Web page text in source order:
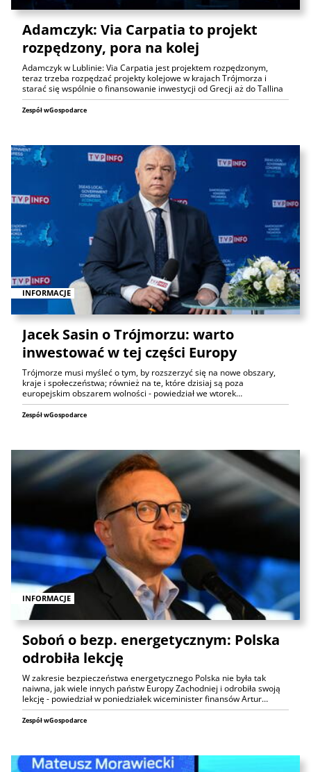
Adamczyk: Via Carpatia to projekt
rozpędzony, pora na kolej
Adamczyk w Lublinie: Via Carpatia jest projektem rozpędzonym,
teraz trzeba rozpędzać projekty kolejowe w krajach Trójmorza i
starać się wspólnie o finansowanie inwestycji od Grecji aż do Tallina
Zespół wGospodarce
INFORMACJE
Jacek Sasin o Trójmorzu: warto
inwestować w tej części Europy
Trójmorze musi myśleć o tym, by rozszerzyć się na nowe obszary,
kraje i społeczeństwa; również na te, które dzisiaj są poza
europejskim obszarem wolności - powiedział we wtorek…
Zespół wGospodarce
INFORMACJE
Soboń o bezp. energetycznym: Polska
odrobiła lekcję
W zakresie bezpieczeństwa energetycznego Polska nie była tak
naiwna, jak wiele innych państw Europy Zachodniej i odrobiła swoją
lekcję - powiedział w poniedziałek wiceminister finansów Artur…
Zespół wGospodarce